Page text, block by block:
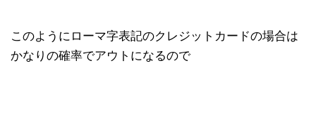
このようにローマ字表記のクレジットカードの場合は
かなりの確率でアウトになるので